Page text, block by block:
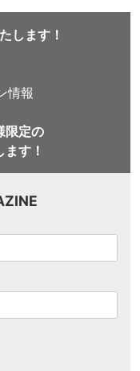
します！
情報
限定の
す！